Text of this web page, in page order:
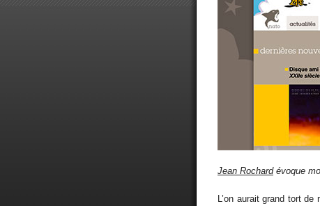
Jean Rochardévoque
L’on aurait grand tort